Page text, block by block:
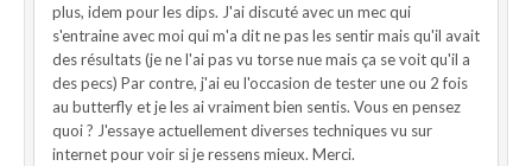
plus, idem pour les dips. J'ai discuté avec un mec qui
s'entraine avec moi qui m'a dit ne pas les sentir mais qu'il avait
des résultats (je ne l'ai pas vu torse nue mais ça se voit qu'il a
des pecs) Par contre, j'ai eu l'occasion de tester une ou 2 fois
au butterfly et je les ai vraiment bien sentis. Vous en pensez
quoi ? J'essaye actuellement diverses techniques vu sur
internet pour voir si je ressens mieux. Merci.